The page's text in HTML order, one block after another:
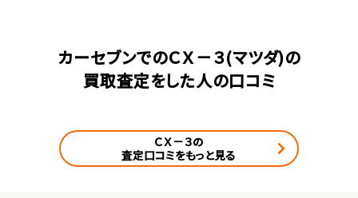
カーセブンでのＣＸ－３(マツダ)の
買取査定をした人の口コミ
ＣＸ－３の
査定口コミをもっと見る